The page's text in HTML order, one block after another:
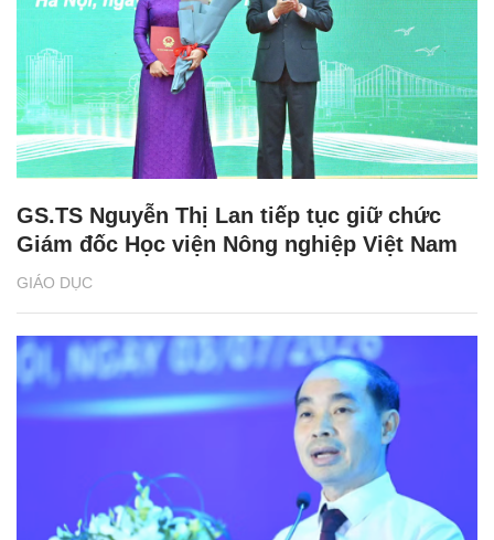
GIÁO DỤC
GS.TS Nguyễn Thị Lan tiếp tục giữ chức
Giám đốc Học viện Nông nghiệp Việt Nam